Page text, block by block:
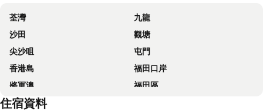
荃灣
九龍
沙田
觀塘
尖沙咀
屯門
香港島
福田口岸
將軍澳
福田區
Mong Kok Metro Station
住宿資料